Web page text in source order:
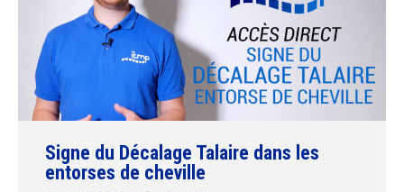
Signe du Décalage Talaire dans les
entorses de cheville